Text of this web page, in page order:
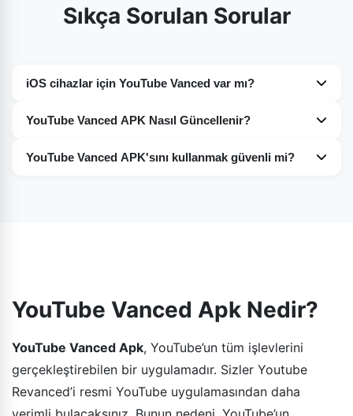
Sıkça Sorulan Sorular
iOS cihazlar için YouTube Vanced var mı?
sadece Android cihazlar için mevcut.
YouTube Vanced APK Nasıl Güncellenir?
güncelleyebilirsiniz. Yukarıdaki paragrafta tüm prosedürü
YouTube Vanced APK'sını kullanmak güvenli mi?
YouTube Vanced Apk Nedir?
YouTube Vanced Apk, YouTube’un tüm işlevlerini
gerçekleştirebilen bir uygulamadır. Sizler Youtube
Revanced’i resmi YouTube uygulamasından daha